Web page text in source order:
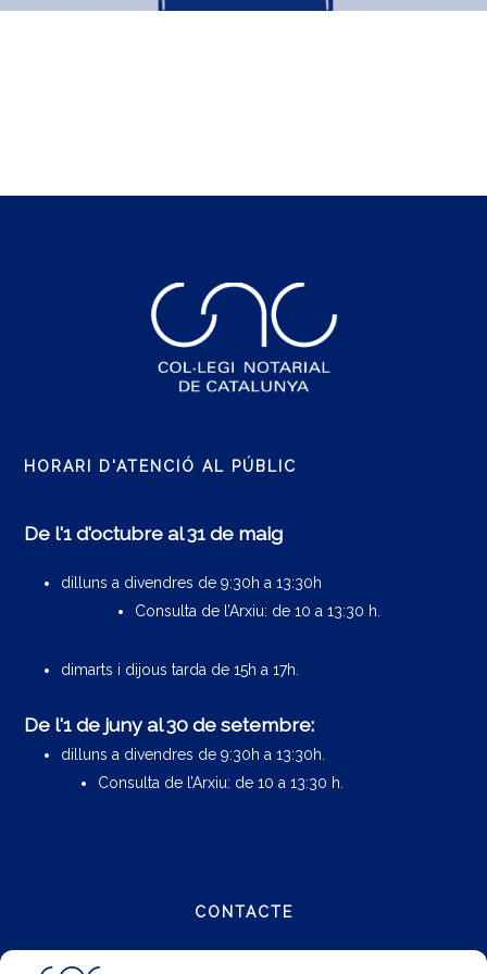
HORARI D'ATENCIÓ AL PÚBLIC
De l'1 d'octubre al 31 de maig
dilluns a divendres de 9:30h a 13:30h
Consulta de l’Arxiu: de 10 a 13:30 h.
dimarts i dijous tarda de 15h a 17h.
De l'1 de juny al 30 de setembre:
dilluns a divendres de 9:30h a 13:30h.
Consulta de l’Arxiu: de 10 a 13:30 h.
CONTACTE